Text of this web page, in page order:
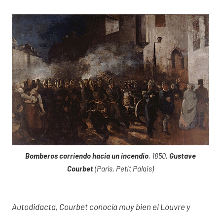
Bomberos corriendo hacia un incendio, 1850, Gustave
Courbet(París, Petit Palais)
Autodidacta, Courbet conocía muy bien el Louvre y